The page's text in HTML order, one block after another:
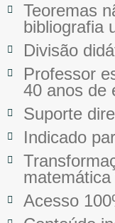
Teoremas
bibliografia
Divisão
Professor
40 anos de
Suporte
Indicado
Acesso